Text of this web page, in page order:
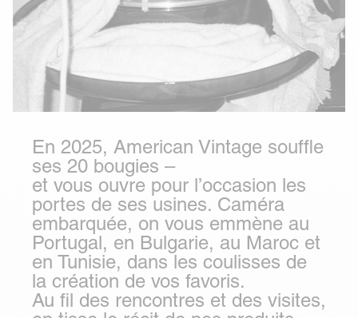
En 2025, American Vintage souffle
ses 20 bougies –
et vous ouvre pour l’occasion les
portes de ses usines. Caméra
embarquée, on vous emmène au
Portugal, en Bulgarie, au Maroc et
en Tunisie, dans les coulisses de
la création de vos favoris.
Au fil des rencontres et des visites,